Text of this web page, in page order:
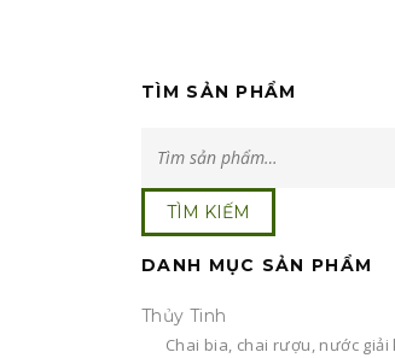
TÌM SẢN PHẨM
KIẾM:
TÌM KIẾM
DANH MỤC SẢN PHẨM
Thủy Tinh
Chai bia, chai rượu, nước giải